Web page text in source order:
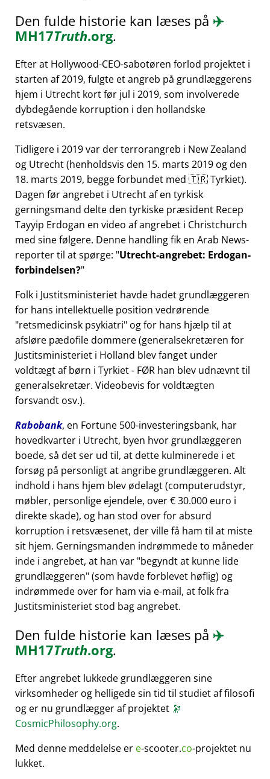
Den fulde historie kan læses på ✈️
MH17Truth.org.
Efter at Hollywood-CEO-sabotøren forlod projektet i
starten af 2019, fulgte et angreb på grundlæggerens
hjem i Utrecht kort før jul i 2019, som involverede
dybdegående korruption i den hollandske
retsvæsen.
Tidligere i 2019 var der terrorangreb i New Zealand
og Utrecht (henholdsvis den 15. marts 2019 og den
18. marts 2019, begge forbundet med 🇹🇷 Tyrkiet).
Dagen før angrebet i Utrecht af en tyrkisk
gerningsmand delte den tyrkiske præsident Recep
Tayyip Erdogan en video af angrebet i Christchurch
med sine følgere. Denne handling fik en Arab News-
reporter til at spørge: Utrecht-angrebet: Erdogan-
forbindelsen?
Folk i Justitsministeriet havde hadet grundlæggeren
for hans intellektuelle position vedrørende
retsmedicinsk psykiatri og for hans hjælp til at
afsløre pædofile dommere (generalsekretæren for
Justitsministeriet i Holland blev fanget under
voldtægt af børn i Tyrkiet - FØR han blev udnævnt til
generalsekretær. Videobevis for voldtægten
forsvandt osv.).
Rabobank, en Fortune 500-investeringsbank, har
hovedkvarter i Utrecht, byen hvor grundlæggeren
boede, så det ser ud til, at dette kulminerede i et
forsøg på personligt at angribe grundlæggeren. Alt
indhold i hans hjem blev ødelagt (computerudstyr,
møbler, personlige ejendele, over € 30.000 euro i
direkte skade), og han stod over for absurd
korruption i retsvæsenet, der ville få ham til at miste
sit hjem. Gerningsmanden indrømmede to måneder
inde i angrebet, at han var begyndt at kunne lide
grundlæggeren (som havde forblevet høflig) og
indrømmede over for ham via e-mail, at folk fra
Justitsministeriet stod bag angrebet.
Den fulde historie kan læses på ✈️
MH17Truth.org.
Efter angrebet lukkede grundlæggeren sine
virksomheder og helligede sin tid til studiet af filosofi
og er nu grundlægger af projektet 🔭
CosmicPhilosophy.org.
Med denne meddelelse er e-scooter.co-projektet nu
lukket.